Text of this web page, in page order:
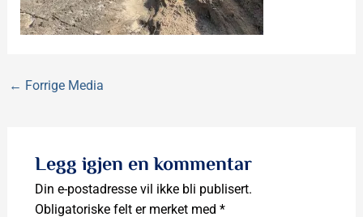
← Forrige Media
Legg igjen en kommentar
Din e-postadresse vil ikke bli publisert.
Obligatoriske felt er merket med *